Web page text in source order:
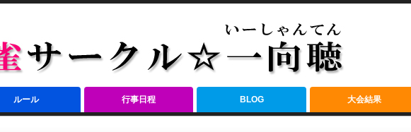
ルール 行事日程 BLOG 大会結果